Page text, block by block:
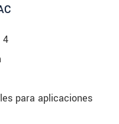
4
para aplicaciones